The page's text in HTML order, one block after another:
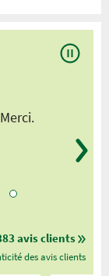
avis clients
des avis clients